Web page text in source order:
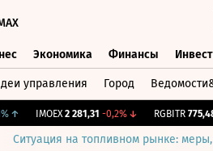
Экономика Финансы
управления Город
↑ IMOEX 2 281,31 -0,2%↓ RGBITR 775,48
Ситуация на топливном рынке: